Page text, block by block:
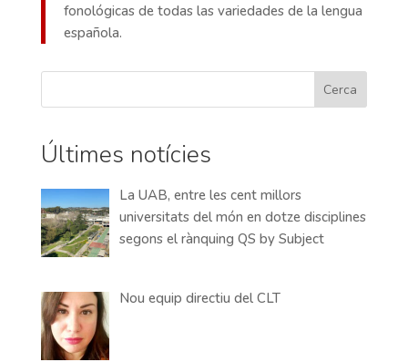
fonológicas de todas las variedades de la lengua
española.
Cerca
Últimes notícies
La UAB, entre les cent millors
universitats del món en dotze disciplines
segons el rànquing QS by Subject
Nou equip directiu del CLT